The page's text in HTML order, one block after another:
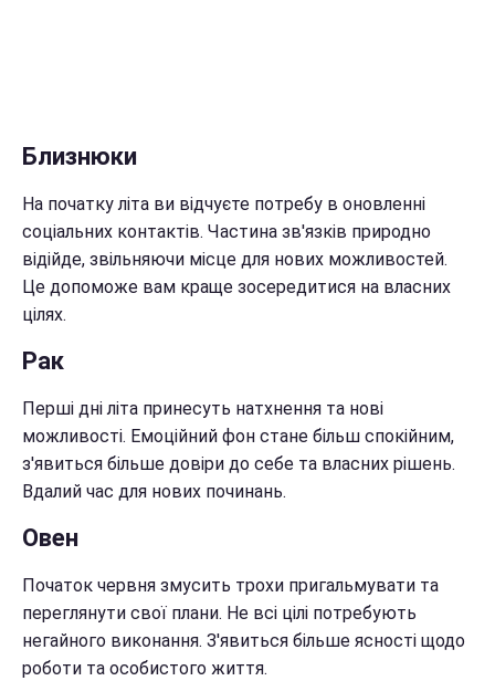
Близнюки
На початку літа ви відчуєте потребу в оновленні
соціальних контактів. Частина зв'язків природно
відійде, звільняючи місце для нових можливостей.
Це допоможе вам краще зосередитися на власних
цілях.
Рак
Перші дні літа принесуть натхнення та нові
можливості. Емоційний фон стане більш спокійним,
з'явиться більше довіри до себе та власних рішень.
Вдалий час для нових починань.
Овен
Початок червня змусить трохи пригальмувати та
переглянути свої плани. Не всі цілі потребують
негайного виконання. З'явиться більше ясності щодо
роботи та особистого життя.